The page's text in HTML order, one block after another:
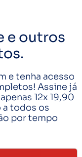
e outros
e tenha acesso
Assine já
12x 19,90
a todos os
por tempo